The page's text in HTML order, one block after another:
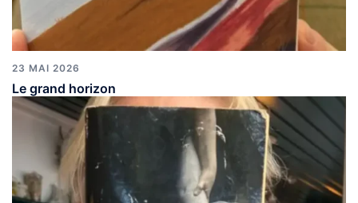
23 MAI 2026
Le grand horizon